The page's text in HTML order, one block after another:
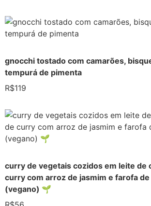
gnocchi tostado com camarões,
tempurá de pimenta
R$119
curry de vegetais cozidos em leite de
curry com arroz de jasmim e farofa
(vegano) 🌱